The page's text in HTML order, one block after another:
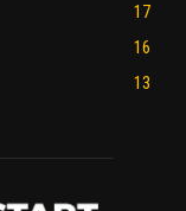
17
16
13